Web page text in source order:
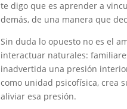
te digo que es aprender a
demás, de una manera que
Sin duda lo opuesto no es el
interactuar naturales:
inadvertida una presión
como unidad psicofísica, crea
aliviar esa presión.